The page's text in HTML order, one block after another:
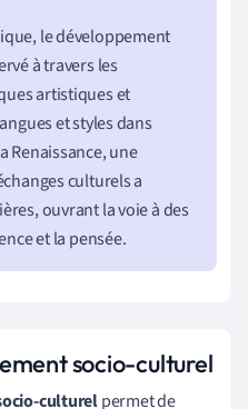
le développement
à travers les
artistiques et
et styles dans
Renaissance, une
culturels a
ouvrant la voie à des
et la pensée.
socio-culturel
culturelpermet de